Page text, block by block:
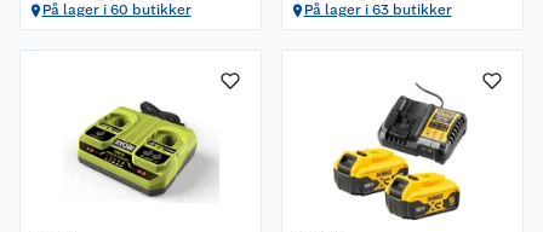
På lager i 60 butikker På lager i 63 butikker